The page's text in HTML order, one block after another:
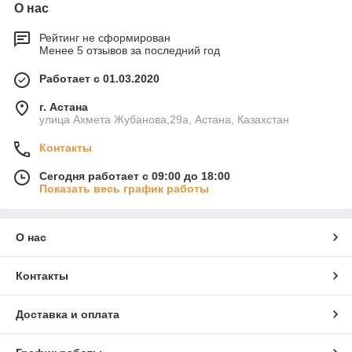
О нас
Рейтинг не сформирован
Менее 5 отзывов за последний год
Работает с 01.03.2020
г. Астана
улица Ахмета Жубанова,29а, Астана, Казахстан
Контакты
Сегодня работает с 09:00 до 18:00
Показать весь график работы
О нас
Контакты
Доставка и оплата